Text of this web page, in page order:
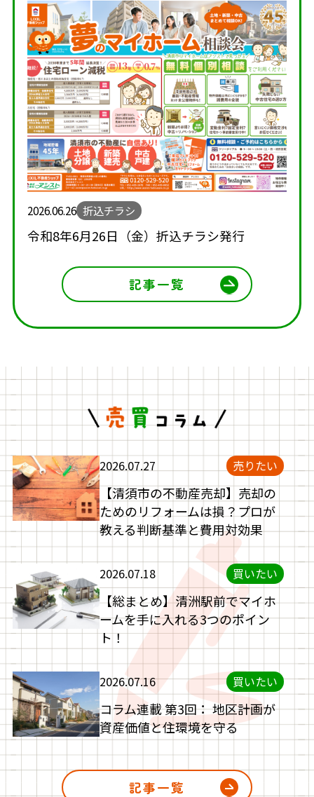
2026.06.26 折込チラシ
令和8年6月26日（金）折込チラシ発行
記事一覧
2026.07.27 売りたい
【清須市の不動産売却】売却の
ためのリフォームは損？プロが
教える判断基準と費用対効果
2026.07.18 買いたい
【総まとめ】清洲駅前でマイホ
ームを手に入れる3つのポイン
ト！
2026.07.16 買いたい
コラム連載 第3回： 地区計画が
資産価値と住環境を守る
記事一覧